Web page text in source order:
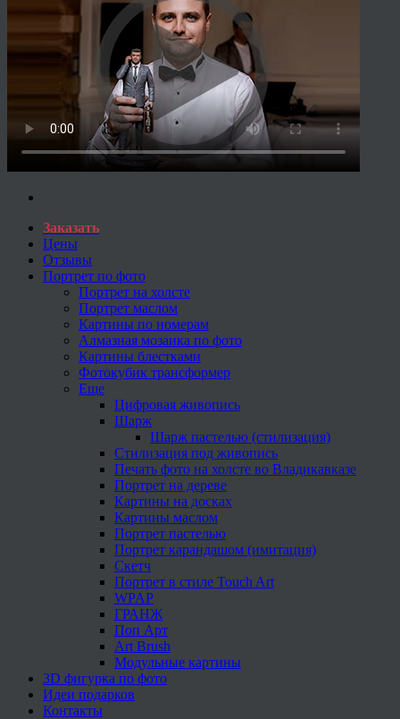
Заказать
Цены
Отзывы
Портрет по фото
Портрет на холсте
Портрет маслом
Картины по номерам
Алмазная мозаика по фото
Картины блестками
Фотокубик трансформер
Еще
Цифровая живопись
Шарж
Шарж пастелью (стилизация)
Стилизация под живопись
Печать фото на холсте во Владикавказе
Портрет на дереве
Картины на досках
Картины маслом
Портрет пастелью
Портрет карандашом (имитация)
Скетч
Портрет в стиле Touch Art
WPAP
ГРАНЖ
Поп Арт
Art Brush
Модульные картины
3D фигурка по фото
Идеи подарков
Контакты